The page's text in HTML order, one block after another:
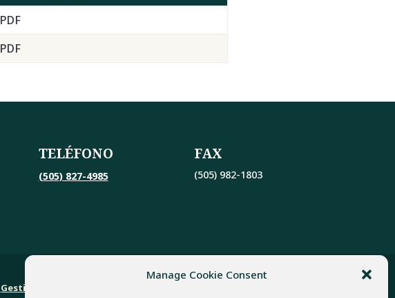
Manage Cookie Consent
PDF
PDF
TELÉFONO
(505) 827-4985
FAX
(505) 982-1803
Gestión documental